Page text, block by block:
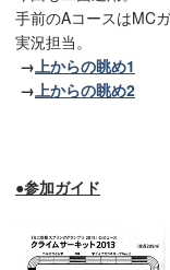
手前のAコースはMC
実況担当。
→ 上からの眺め1
→ 上からの眺め2
●参加ガイド